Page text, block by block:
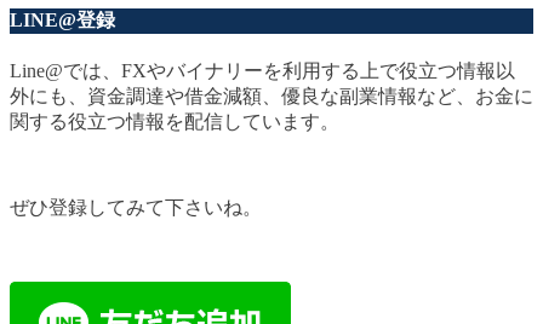
LINE@登録
Line@では、FXやバイナリーを利用する上で役立つ情報以
外にも、資金調達や借金減額、優良な副業情報など、お金に
関する役立つ情報を配信しています。
ぜひ登録してみて下さいね。